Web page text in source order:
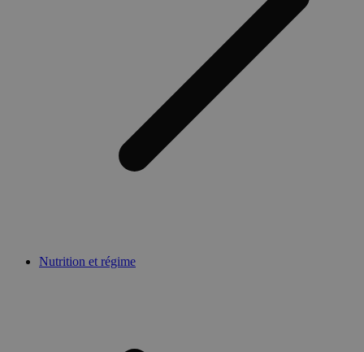
Nutrition et régime